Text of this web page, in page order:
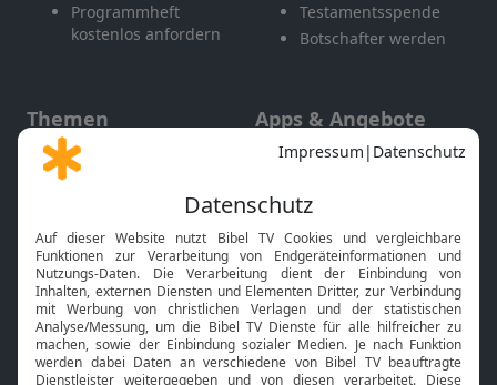
Programmheft
kostenlos anfordern
Testamentsspende
Botschafter werden
Themen
Gott und Bibel erklärt
Neuigkeiten
Apps & Angebote
Mobile App
Smart TV
HbbTV
Bibelthek Online-Bibel
Nächster Gottesdienst